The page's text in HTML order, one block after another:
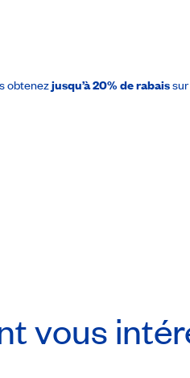
obtenezjusqu’à 20% de rabais
vous